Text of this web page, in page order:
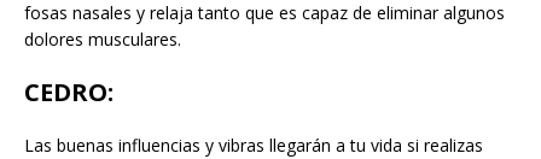
fosas nasales y relaja tanto que es capaz de eliminar algunos
dolores musculares.
CEDRO:
Las buenas influencias y vibras llegarán a tu vida si realizas